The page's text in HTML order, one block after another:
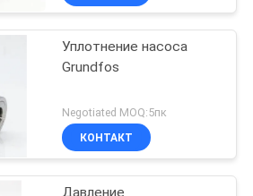
Уплотнение насоса
Grundfos
Negotiated MOQ:5пк
КОНТАКТ
Давление